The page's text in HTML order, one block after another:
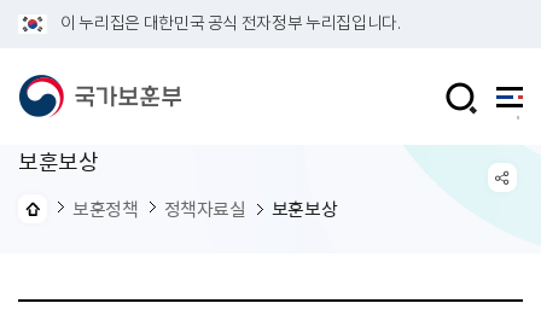
이 누리집은 대한민국 공식 전자정부 누리집입니다.
보훈보상
보훈정책 정책자료실 보훈보상